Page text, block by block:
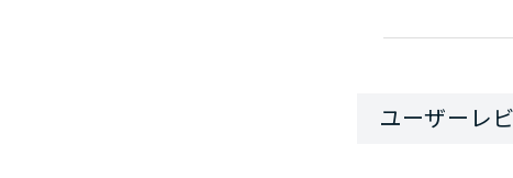
う。わたしはフ
たりの一着と言